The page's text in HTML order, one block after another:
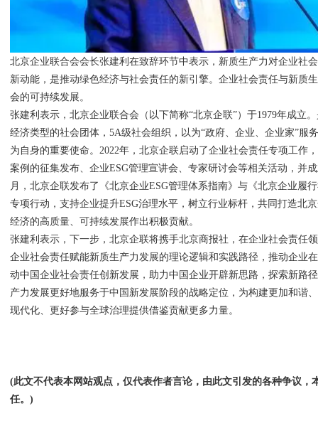
北京企业联合会会长张建利在致辞环节中表示，新质生产力对企业社
新动能，是推动绿色经济与社会责任的新引擎。企业社会责任与新质
会的可持续发展。
张建利表示，北京企业联合会（以下简称“北京企联”）于1979年成立
经济类型的社会团体，5A级社会组织，以为“政府、企业、企业家”服
为自身的重要使命。2022年，北京企联启动了企业社会责任专项工作
案例的征集发布、企业ESG管理宣讲会、专家研讨会等相关活动，并
月，北京企联发布了《北京企业ESG管理体系指南》与《北京企业履
专项行动，支持企业提升ESG治理水平，树立行业标杆，共同打造北
经济的高质量、可持续发展作出积极贡献。
张建利表示，下一步，北京企联将携手北京商报社，在企业社会责任
企业社会责任赋能新质生产力发展的理论逻辑和实践路径，推动企业
动中国企业社会责任创新发展，助力中国企业开辟新思路，探索新路
产力发展更好地服务于中国新发展阶段的战略定位，为构建更加和谐
现代化、更好参与全球治理提供借鉴贡献更多力量。
(此文不代表本网站观点，仅代表作者言论，由此文引发的各种争议，
任。)